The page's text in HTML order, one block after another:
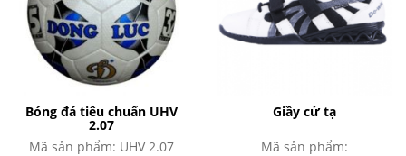
Bóng đá tiêu chuẩn UHV
2.07
Mã sản phẩm: UHV 2.07
Giầy cử tạ
Mã sản phẩm: